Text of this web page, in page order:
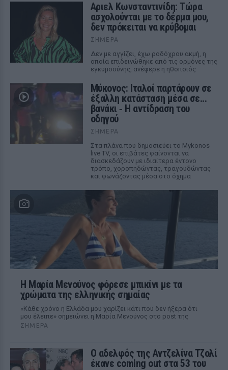
Αριελ Κωνσταντινίδη: Τώρα
ασχολούνται με το δέρμα μου,
δεν πρόκειται να κρύβομαι
ΣΉΜΕΡΑ
Δεν με αγγίζει, έχω ροδόχρου ακμή, η
οποία επιδεινώθηκε από τις ορμόνες της
εγκυμοσύνης, ανέφερε η ηθοποιός
Μύκονος: Ιταλοί παρτάρουν σε
έξαλλη κατάσταση μέσα σε...
βανάκι ‑ Η αντίδραση του
οδηγού
ΣΉΜΕΡΑ
Στα πλάνα που δημοσιεύει το Mykonos
live TV, οι επιβάτες φαίνονται να
διασκεδάζουν με ιδιαίτερα έντονο
τρόπο, χοροπηδώντας, τραγουδώντας
και φωνάζοντας μέσα στο όχημα
Η Μαρία Μενούνος φόρεσε μπικίνι με τα
χρώματα της ελληνικής σημαίας
«Κάθε χρόνο η Ελλάδα μου χαρίζει κάτι που δεν ήξερα ότι
μου έλειπε» σημειώνει η Μαρία Μενούνος στο post της
ΣΉΜΕΡΑ
Ο αδελφός της Αντζελίνα Τζολί
έκανε coming out στα 53 του